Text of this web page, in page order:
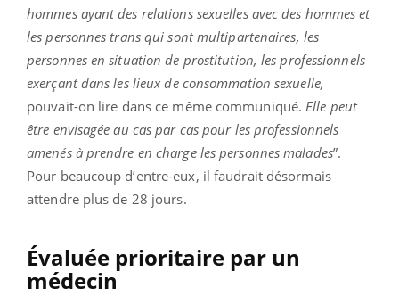
hommes ayant des relations sexuelles avec des hommes et
les personnes trans qui sont multipartenaires, les
personnes en situation de prostitution, les professionnels
exerçant dans les lieux de consommation sexuelle,
pouvait-on lire dans ce même communiqué. Elle peut
être envisagée au cas par cas pour les professionnels
amenés à prendre en charge les personnes malades”.
Pour beaucoup d’entre-eux, il faudrait désormais
attendre plus de 28 jours.
Évaluée prioritaire par un
médecin